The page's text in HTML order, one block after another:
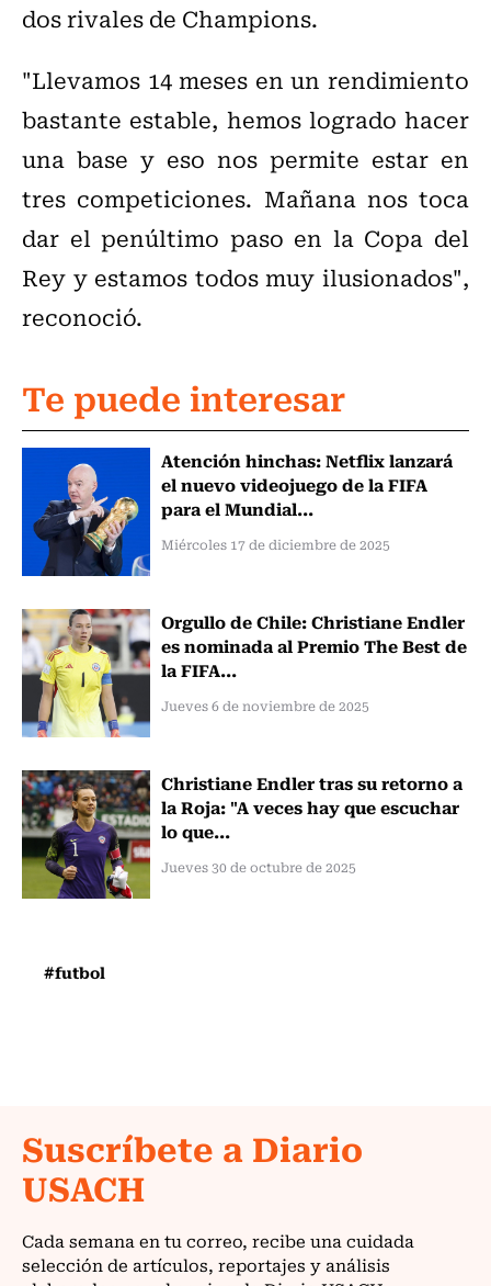
dos rivales de Champions.
"Llevamos 14 meses en un rendimiento
bastante estable, hemos logrado hacer
una base y eso nos permite estar en
tres competiciones. Mañana nos toca
dar el penúltimo paso en la Copa del
Rey y estamos todos muy ilusionados",
reconoció.
Te puede interesar
Atención hinchas: Netflix lanzará
el nuevo videojuego de la FIFA
para el Mundial...
Miércoles 17 de diciembre de 2025
Orgullo de Chile: Christiane Endler
es nominada al Premio The Best de
la FIFA...
Jueves 6 de noviembre de 2025
Christiane Endler tras su retorno a
la Roja: "A veces hay que escuchar
lo que...
Jueves 30 de octubre de 2025
#futbol